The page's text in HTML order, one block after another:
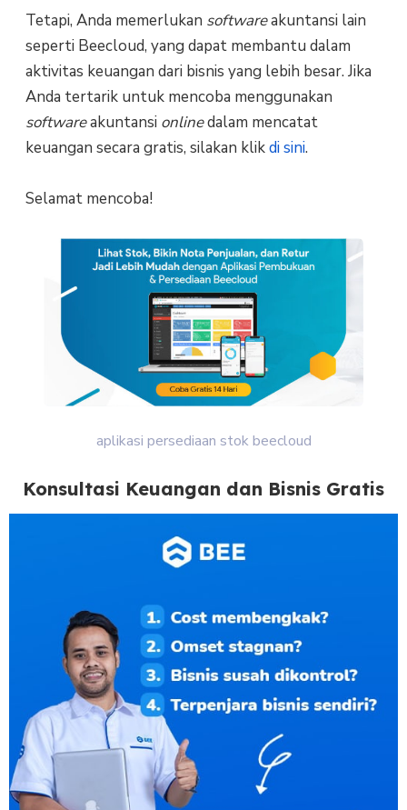
Tetapi, Anda memerlukan softwareakuntansi lain
seperti Beecloud, yang dapat membantu dalam
aktivitas keuangan dari bisnis yang lebih besar. Jika
Anda tertarik untuk mencoba menggunakan
softwareakuntansi onlinedalam mencatat
keuangan secara gratis, silakan klikdi sini.
Selamat mencoba!
aplikasi persediaan stok beecloud
Konsultasi Keuangan dan Bisnis Gratis